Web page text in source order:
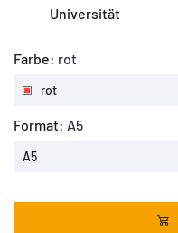
Universität
Farbe: rot
rot
Format: A5
A5